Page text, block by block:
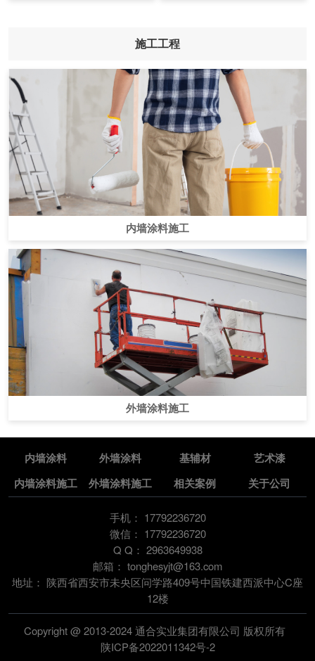
施工工程
内墙涂料施工
外墙涂料施工
内墙涂料 外墙涂料 基辅材
艺术漆
内墙涂料施工
外墙涂料施工 相关案例 关于公司
手机： 17792236720
微信： 17792236720
Q Q： 2963649938
邮箱： tonghesyjt@163.com
地址： 陕西省西安市未央区问学路409号中国铁建西派中心C座
12楼
Copyright @ 2013-2024 通合实业集团有限公司 版权所有
陕ICP备2022011342号-2